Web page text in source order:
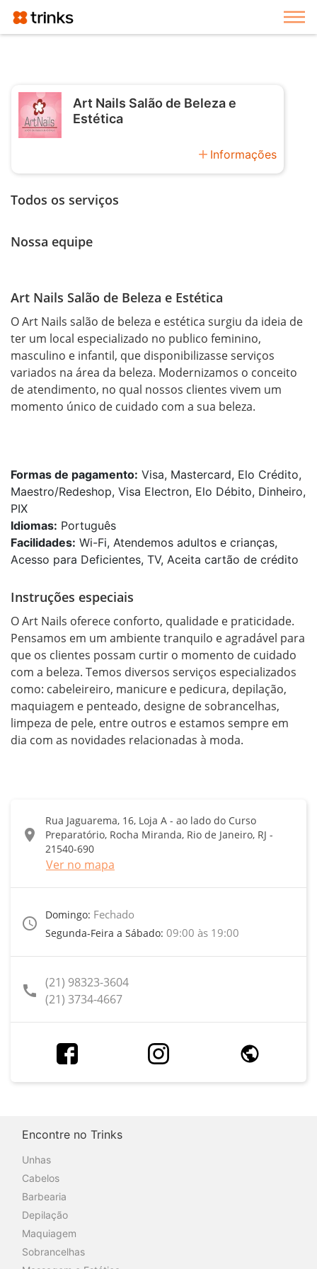
Art Nails Salão de Beleza e
Estética
add Informações
Todos os serviços
Nossa equipe
Art Nails Salão de Beleza e Estética
O Art Nails salão de beleza e estética surgiu da ideia de
ter um local especializado no publico feminino,
masculino e infantil, que disponibilizasse serviços
variados na área da beleza. Modernizamos o conceito
de atendimento, no qual nossos clientes vivem um
momento único de cuidado com a sua beleza.
Formas de pagamento: Visa, Mastercard, Elo Crédito,
Maestro/Redeshop, Visa Electron, Elo Débito, Dinheiro,
PIX
Idiomas: Português
Facilidades: Wi-Fi, Atendemos adultos e crianças,
Acesso para Deficientes, TV, Aceita cartão de crédito
Instruções especiais
O Art Nails oferece conforto, qualidade e praticidade.
Pensamos em um ambiente tranquilo e agradável para
que os clientes possam curtir o momento de cuidado
com a beleza. Temos diversos serviços especializados
como: cabeleireiro, manicure e pedicura, depilação,
maquiagem e penteado, designe de sobrancelhas,
limpeza de pele, entre outros e estamos sempre em
dia com as novidades relacionadas à moda.
location_on
Rua Jaguarema, 16, Loja A - ao lado do Curso
Preparatório, Rocha Miranda, Rio de Janeiro, RJ -
21540-690
Ver no mapa
access_time
Domingo: Fechado
Segunda-Feira a Sábado: 09:00 às 19:00
call (21) 98323-3604
(21) 3734-4667
Encontre no Trinks
Unhas
Cabelos
Barbearia
Depilação
Maquiagem
Sobrancelhas